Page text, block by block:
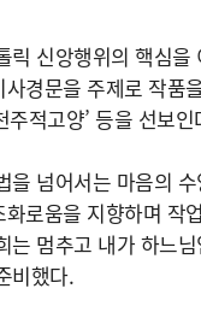
릭 신앙행위의 핵심을
경문을 주제로 작품
주적고양’ 등을 선보인
을 넘어서는 마음의
로움을 지향하며 작
는 멈추고 내가 하느님
비했다.